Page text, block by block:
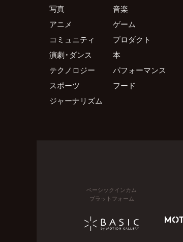
写真
音楽
アニメ
ゲーム
コミュニティ
プロダクト
演劇・ダンス
本
テクノロジー
パフォーマンス
スポーツ
フード
ジャーナリズム
ベーシックインカム
プラットフォーム